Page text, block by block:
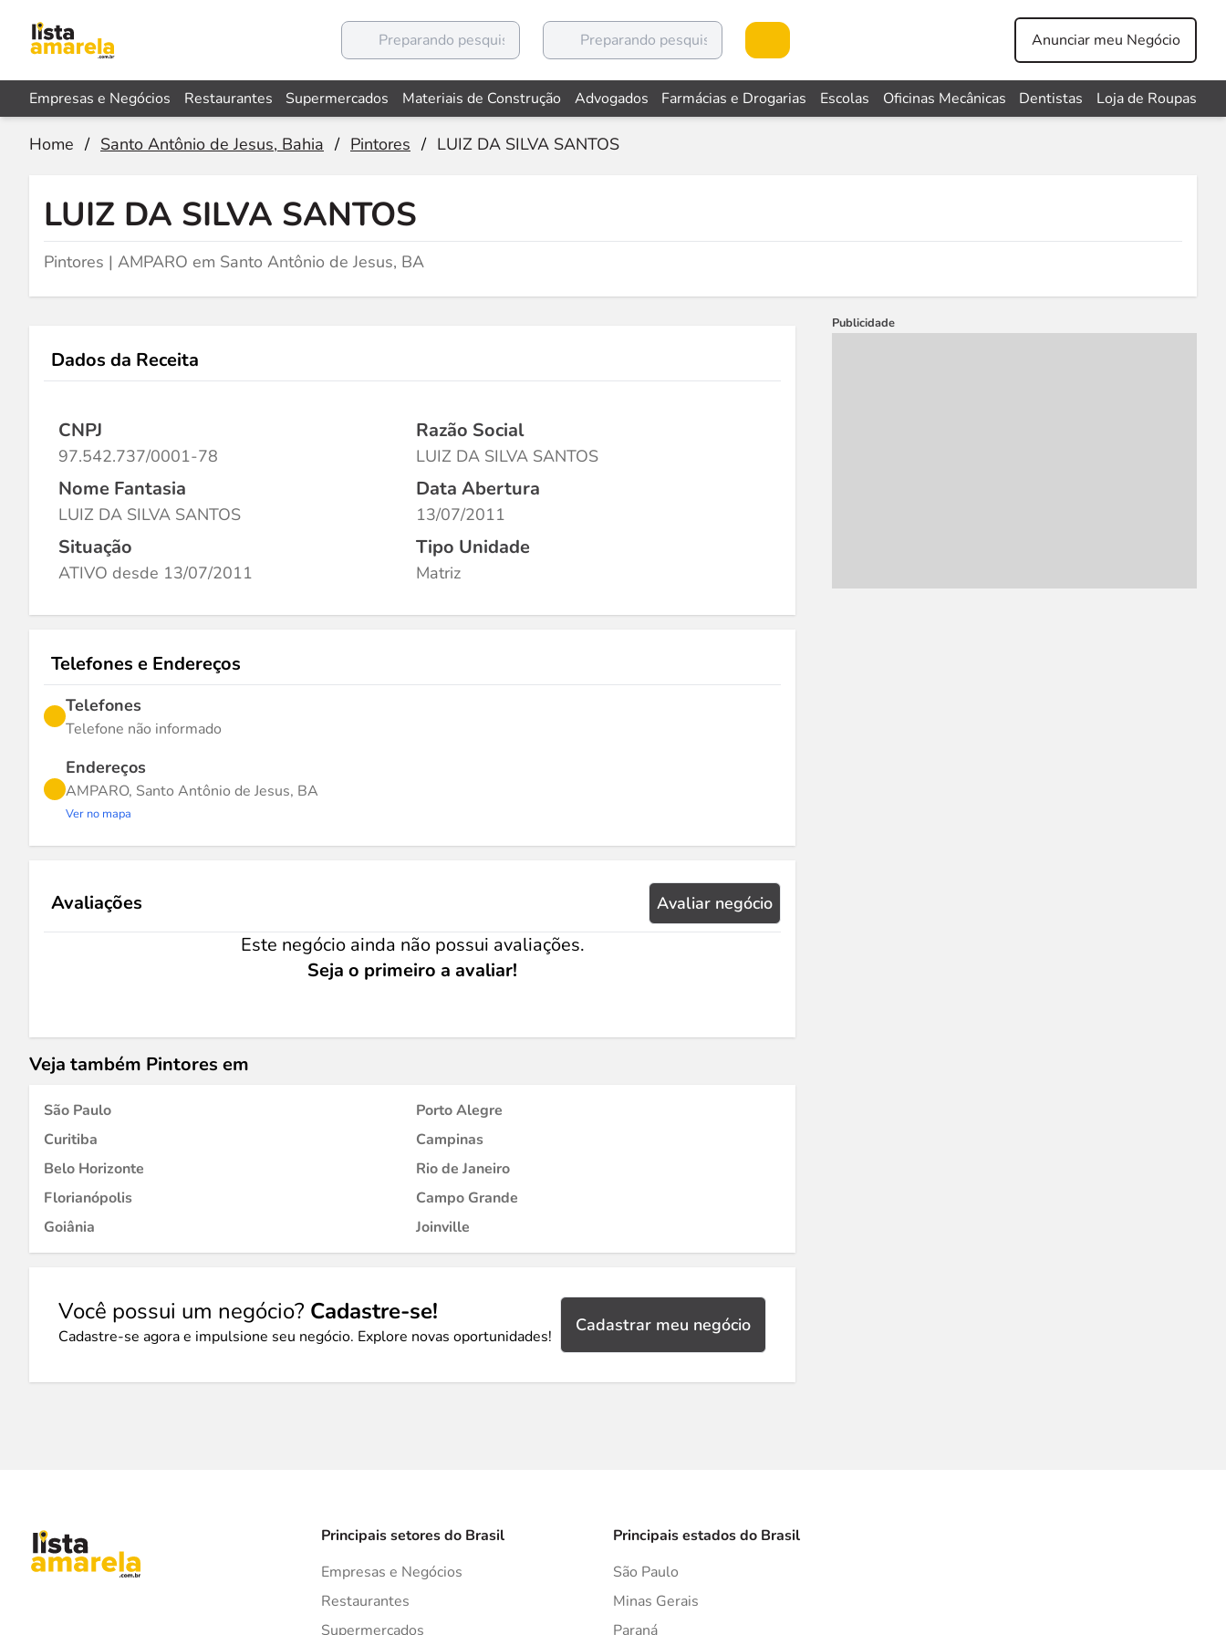
Anunciar meu Negócio
Empresas e Negócios Restaurantes Supermercados Materiais de Construção Advogados Farmácias e Drogarias Escolas Oficinas Mecânicas Dentistas Loja de Roupas
Home / Santo Antônio de Jesus, Bahia / Pintores / LUIZ DA SILVA SANTOS
LUIZ DA SILVA SANTOS
Pintores | AMPARO em Santo Antônio de Jesus, BA
Dados da Receita
CNPJ
97.542.737/0001-78
Razão Social
LUIZ DA SILVA SANTOS
Nome Fantasia
LUIZ DA SILVA SANTOS
Data Abertura
13/07/2011
Situação
ATIVO desde 13/07/2011
Tipo Unidade
Matriz
Telefones e Endereços
Telefones
Telefone não informado
Endereços
AMPARO, Santo Antônio de Jesus, BA
Ver no mapa
Avaliações Avaliar negócio
Este negócio ainda não possui avaliações.
Seja o primeiro a avaliar!
Veja também Pintores em
São Paulo
Porto Alegre
Curitiba
Campinas
Belo Horizonte
Rio de Janeiro
Florianópolis
Campo Grande
Goiânia
Joinville
Você possui um negócio? Cadastre-se!
Cadastre-se agora e impulsione seu negócio. Explore novas oportunidades!
Cadastrar meu negócio
Publicidade
Principais setores do Brasil
Empresas e Negócios
Restaurantes
Supermercados
Principais estados do Brasil
São Paulo
Minas Gerais
Paraná